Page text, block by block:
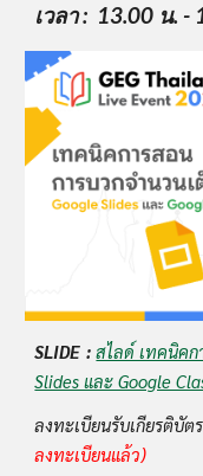
เวลา :  13.00 น. -
SLIDE  : สไลด์ เทคนิคก
Slides และ Google
ลงทะเบียนรับเกียรติบั
ลงทะเบียนแล้ว)